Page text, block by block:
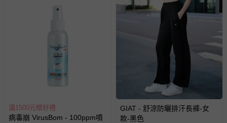
滿1500元贈好禮
病毒崩 VirusBom - 100ppm噴
GIAT - 舒涼防曬排汗長褲-女
款-黑色